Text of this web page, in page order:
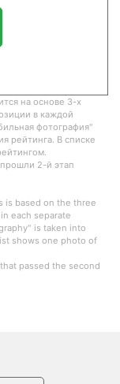
на основе 3-х
в каждой
фотография"
рейтинга. В списке
2-й этап
is based on the three
each separate
is taken into
shows one photo of
passed the second